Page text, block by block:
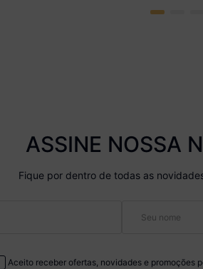
ASSINE NOSSA
Fique por dentro de todas as
Aceito receber ofertas, novidades e promoções